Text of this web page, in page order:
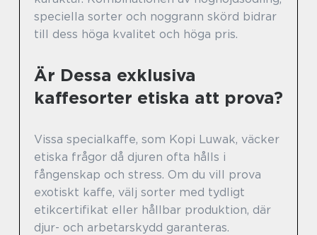
speciella sorter och noggrann skörd bidrar
till dess höga kvalitet och höga pris.
Är Dessa exklusiva
kaffesorter etiska att prova?
Vissa specialkaffe, som Kopi Luwak, väcker
etiska frågor då djuren ofta hålls i
fångenskap och stress. Om du vill prova
exotiskt kaffe, välj sorter med tydligt
etikcertifikat eller hållbar produktion, där
djur- och arbetarskydd garanteras.